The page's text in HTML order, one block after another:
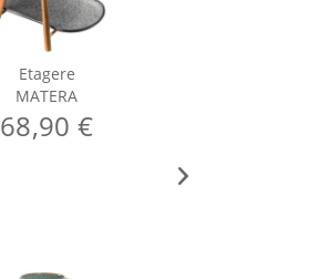
Etagere
MATERA
68,90 €